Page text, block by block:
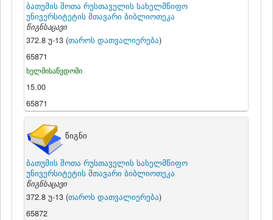
ბათუმის შოთა რუსთაველის სახელმწიფო
უნივერსიტეტის მთავარი ბიბლიოთეკა
წიგნსაცავი
372.8 უ-13 (თაროს დათვალიერება)
65871
ხელმისაწვდომი
15.00
65871
წიგნი
ბათუმის შოთა რუსთაველის სახელმწიფო
უნივერსიტეტის მთავარი ბიბლიოთეკა
წიგნსაცავი
372.8 უ-13 (თაროს დათვალიერება)
65872